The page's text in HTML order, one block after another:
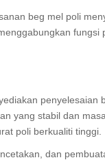
beg mel poli
fungsi
penyelesaian
yang stabil dan
poli berkualiti tinggi.
dan